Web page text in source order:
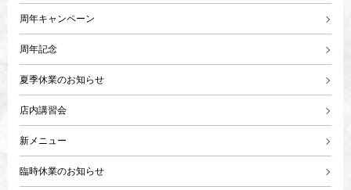
周年キャンペーン
周年記念
夏季休業のお知らせ
店内講習会
新メニュー
臨時休業のお知らせ